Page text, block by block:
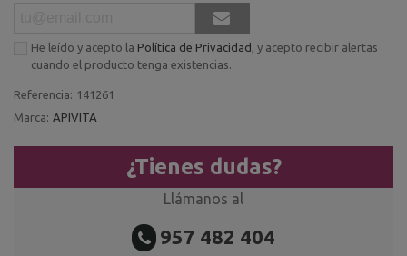
He leído y acepto la Política de Privacidad , y acepto recibir alertas
cuando el producto tenga existencias.
Referencia: 141261
Marca: APIVITA
¿Tienes dudas?
Llámanos al
957 482 404